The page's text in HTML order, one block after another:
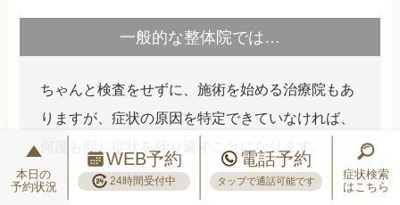
一般的な整体院では…
ちゃんと検査をせずに、施術を始める治療院もあ
りますが、症状の原因を特定できていなければ、
何度も同じ症状を繰り返すことになります。
本日の
予約状況
WEB予約
24時間受付中
電話予約
タップで通話可能です
症状検索
はこちら